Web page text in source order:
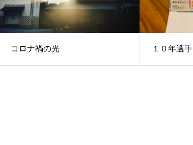
コロナ禍の光 １０年選手